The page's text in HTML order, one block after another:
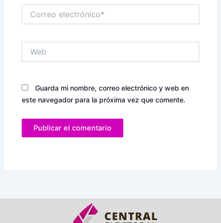
electrónico*
Guarda mi nombre, correo electrónico y web en
este navegador para la próxima vez que comente.